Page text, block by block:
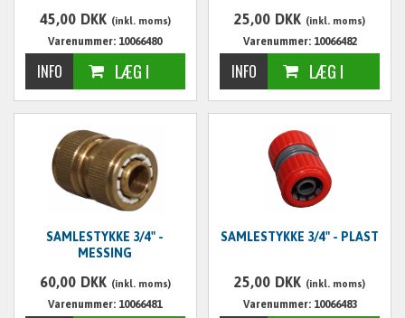
45,00 DKK (inkl. moms)
Varenummer: 10066480
25,00 DKK (inkl. moms)
Varenummer: 10066482
SAMLESTYKKE 3/4" -
MESSING
60,00 DKK (inkl. moms)
Varenummer: 10066481
SAMLESTYKKE 3/4" - PLAST
25,00 DKK (inkl. moms)
Varenummer: 10066483